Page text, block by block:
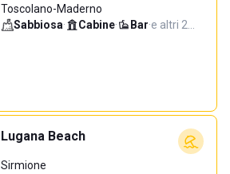
Toscolano-Maderno
Sabbiosa· Cabine· Bar·e altri 2…
Lugana Beach
Sirmione